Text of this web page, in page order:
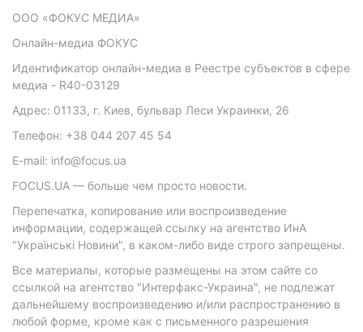
ООО «ФОКУС МЕДИА»
Онлайн-медиа ФОКУС
Идентификатор онлайн-медиа в Реестре субъектов в сфере
медиа - R40-03129
Адрес: 01133, г. Киев, бульвар Леси Украинки, 26
Телефон: +38 044 207 45 54
E-mail: info@focus.ua
FOCUS.UA — больше чем просто новости.
Перепечатка, копирование или воспроизведение
информации, содержащей ссылку на агентство ИнА
"Українські Новини", в каком-либо виде строго запрещены.
Все материалы, которые размещены на этом сайте со
ссылкой на агентство "Интерфакс-Украина", не подлежат
дальнейшему воспроизведению и/или распространению в
любой форме, кроме как с письменного разрешения